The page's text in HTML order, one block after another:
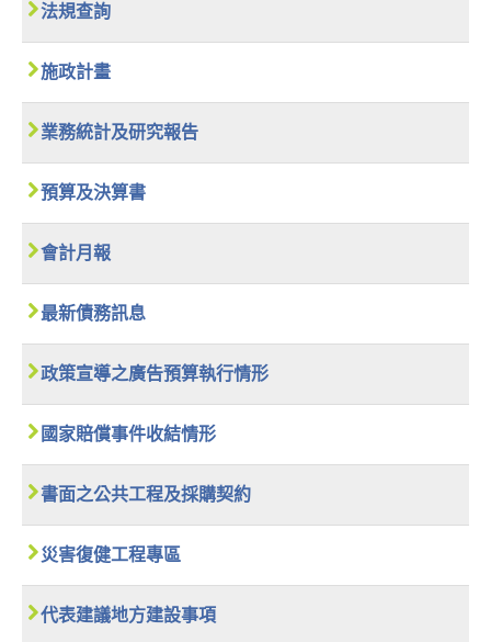
法規查詢
施政計畫
業務統計及研究報告
預算及決算書
會計月報
最新債務訊息
政策宣導之廣告預算執行情形
國家賠償事件收結情形
書面之公共工程及採購契約
災害復健工程專區
代表建議地方建設事項